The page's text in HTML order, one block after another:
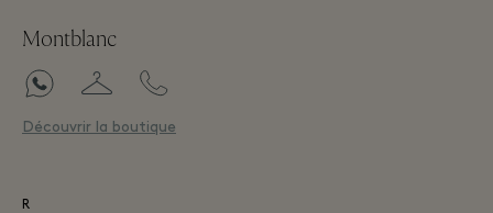
Montblanc
Découvrir la boutique
R